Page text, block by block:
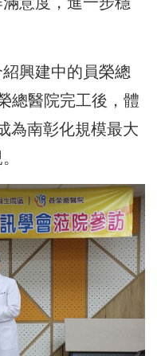
興建中的員榮總
總醫院完工後，體
為南彰化規模最大